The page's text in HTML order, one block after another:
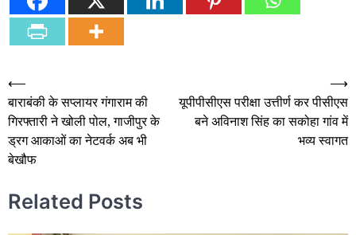
Post
navigation
⟵
बाराबंकी के सप्लायर गंगाराम की
गिरफ्तारी ने खोली पोल, गाजीपुर के
ड्रग आकाओं का नेटवर्क अब भी
बेखौफ
यूपीपीसीएस परीक्षा उत्तीर्ण कर पीसीएस
बने अविनाश सिंह का सकोहा गांव में
भव्य स्वागत
⟶
Related Posts